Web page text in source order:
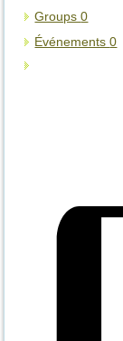
Groups0
Événements0